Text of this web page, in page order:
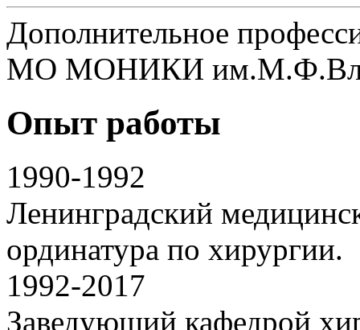
Дополнительное
МО МОНИКИ
Опыт работы
1990-1992
Ленинградский
ординатура по хирургии.
1992-2017
Заведующий кафедрой